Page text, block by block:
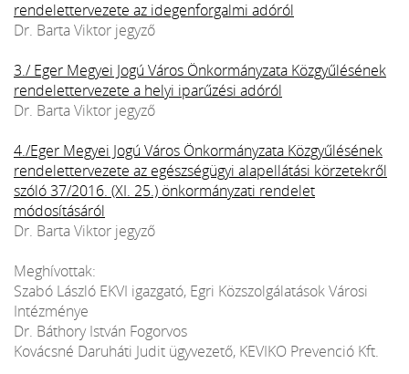
rendelettervezete az idegenforgalmi adóról
Dr. Barta Viktor jegyző
3./ Eger Megyei Jogú Város Önkormányzata Közgyűlésének
rendelettervezete a helyi iparűzési adóról
Dr. Barta Viktor jegyző
4./Eger Megyei Jogú Város Önkormányzata Közgyűlésének
rendelettervezete az egészségügyi alapellátási körzetekről
szóló 37/2016. (XI. 25.) önkormányzati rendelet
módosításáról
Dr. Barta Viktor jegyző
Meghívottak:
Szabó László EKVI igazgató, Egri Közszolgálatások Városi
Intézménye
Dr. Báthory István Fogorvos
Kovácsné Daruháti Judit ügyvezető, KEVIKO Prevenció Kft.